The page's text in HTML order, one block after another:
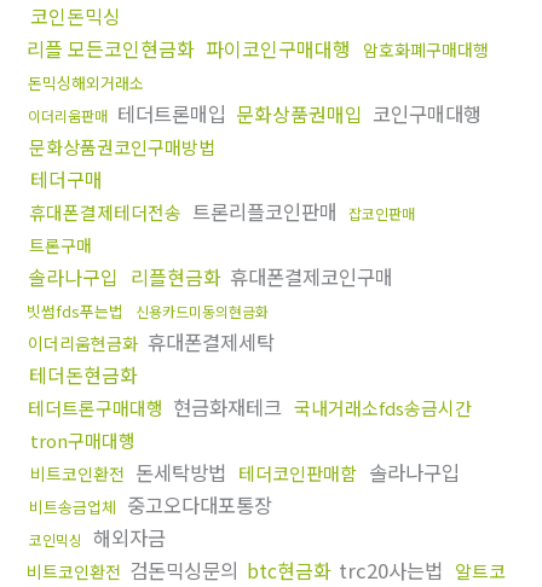
코인돈믹싱
리플 모든코인현금화 파이코인구매대행 암호화폐구매대행
돈믹싱해외거래소
이더리움판매 테더트론매입 문화상품권매입 코인구매대행
문화상품권코인구매방법
테더구매
휴대폰결제테더전송 트론리플코인판매 잡코인판매
트론구매
솔라나구입 리플현금화 휴대폰결제코인구매
빗썸fds푸는법 신용카드미동의현금화
이더리움현금화 휴대폰결제세탁
테더돈현금화
테더트론구매대행 현금화재테크 국내거래소fds송금시간
tron구매대행
비트코인환전 돈세탁방법 테더코인판매함 솔라나구입
비트송금업체 중고오다대포통장
코인믹싱 해외자금
비트코인환전 검돈믹싱문의 btc현금화 trc20사는법
알트코